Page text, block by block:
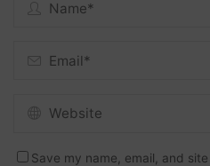
Save my name, email, and